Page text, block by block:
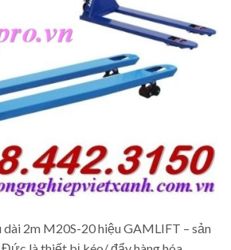
dài 2m M20S-20 hiệu GAMLIFT – sản